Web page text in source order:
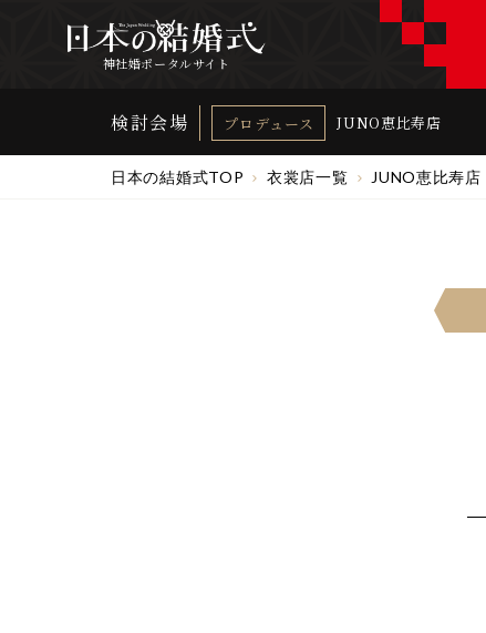
神社婚ポータルサイト
検討会場 プロデュース JUNO恵比寿店
日本の結婚式TOP 衣裳店一覧 JUNO恵比寿店